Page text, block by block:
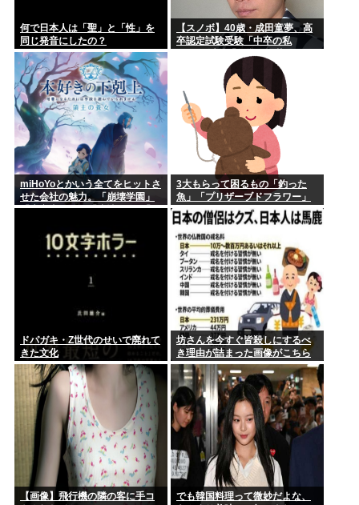
何で日本人は「聖」と「性」を
同じ発音にしたの？
【スノボ】40歳・成田童夢、高
卒認定試験受験「中卒の私
た」もAI採点で高得点
miHoYoとかいう全てをヒットさ
せた会社の魅力。「崩壊学園」
「未定事件簿」「崩壊3rd」「原
ンゼロ」
3大もらって困るもの「釣った
魚」「プリザーブドフラワー」
ドパガキ・Z世代のせいで廃れて
きた文化
坊さんを今すぐ皆殺しにするべ
き理由が詰まった画像がこちら
【画像】飛行機の隣の客に手コ
でも韓国料理って微妙だよな、